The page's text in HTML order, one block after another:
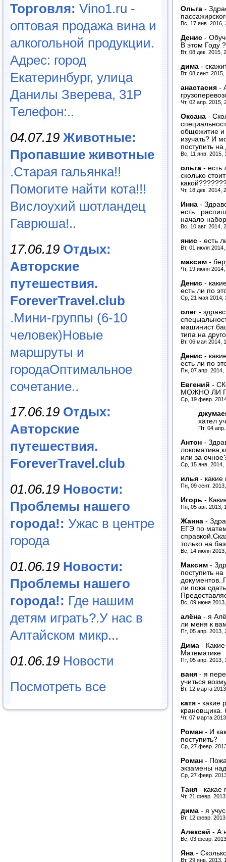
Торговля: Vino1.ru -
оптовая продажа вина и
алкогольной продукции.
Адрес: город
Екатеринбург, улица
Данилы Зверева, 31Р
Телефон:..
04.07.19 Животные:
Пропавшие животные
.Старая гальянка!!
Помогите найти кота!!!
Вислоухий шотландец
Гаврюша!..
17.06.19 Отдых:
Авторские
путешествия.
ForeverTravel.club
.Мини-группы (6-10
человек)Новые
маршруты и
городаОптимальное
сочетание..
17.06.19 Отдых:
Авторские
путешествия.
ForeverTravel.club
01.06.19 Новости:
Проблемы нашего
города!: Ужас в центре
города
01.06.19 Новости:
Проблемы нашего
города!: Где нашим
детям играть?.У нас в
Алтайском микр...
01.06.19 Новости
Посмотреть все
Ольга -
Вс, 17 янв. 2016,
Денис -
В этом Году ?
Вт, 08 дек. 2015,
дима -
Вт, 08 сент.
анастасия -
Чт, 02 апр. 2015,
Оксана -
общежитие и
изучать? И
поступить
Вс, 11 янв. 2015,
ольга - есть
сколько
Чт, 18 дек. 2014,
Инна -
начало
Вс, 10 авг. 2014,
янис - есть
Вт, 01 июля
максим -
Чт, 19 июня
Денис -
есть ли по
Ср, 21 мая 2014,
олег -
машинист
типа на
Вт, 06 мая 2014,
Денис -
есть ли по
Пн, 07 апр. 2014,
Евгений -
МОЖНО ЛИ
Ср, 19 февр.
хател
Пт, 04
Антон -
или за
Ср, 15 янв. 2014,
илья -
Пн, 09 сент.
Игорь -
Пн, 05 авг. 2013,
Жанна -
ЕГЭ по
только на
Вс, 14 июля
Максим -
поступить
ли пока
Вс, 09 июня
алёна - я
ли меня к
Пт, 05 апр. 2013,
Дима -
Математике
Пт, 05 апр. 2013,
ваня - я
учиться
Вт, 12 марта
катя - какие
крановщика.
Чт, 07 марта
Роман - И
поступить?
Ср, 27 февр.
Роман -
экзамены
Ср, 27 февр.
Таня - какае
Чт, 21 февр.
дима - я
Вт, 12 февр.
Алексей - А
Вс, 03 февр.
Яна -
Вт, 29 янв. 2013,